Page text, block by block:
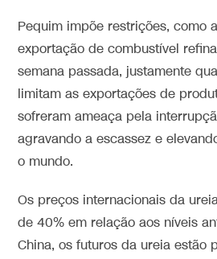
Pequim impõe restrições, como
exportação de combustível
semana passada, justamente
limitam as exportações de
sofreram ameaça pela
agravando a escassez e
o mundo.
Os preços internacionais da
de 40% em relação aos níveis
China, os futuros da ureia estão